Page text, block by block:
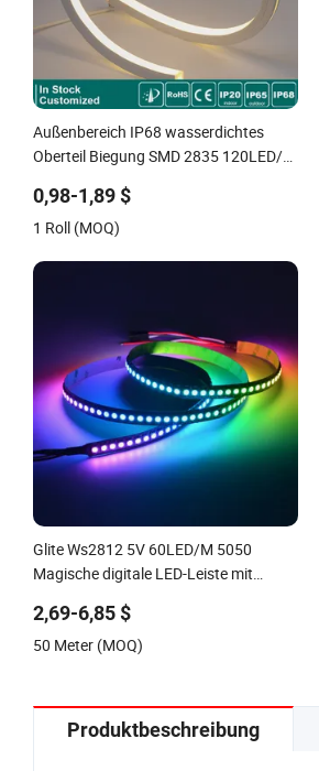
Außenbereich IP68 wasserdichtes
Oberteil Biegung SMD 2835 120LED/M
schlank Mini Quadrat Silikon Neon
flexible Tape-Beleuchtung RGB LED-
0,98-1,89 $
1 Roll (MOQ)
Glite Ws2812 5V 60LED/M 5050
Magische digitale LED-Leiste mit
zur Dekoration
2,69-6,85 $
50 Meter (MOQ)
Produktbeschreibung